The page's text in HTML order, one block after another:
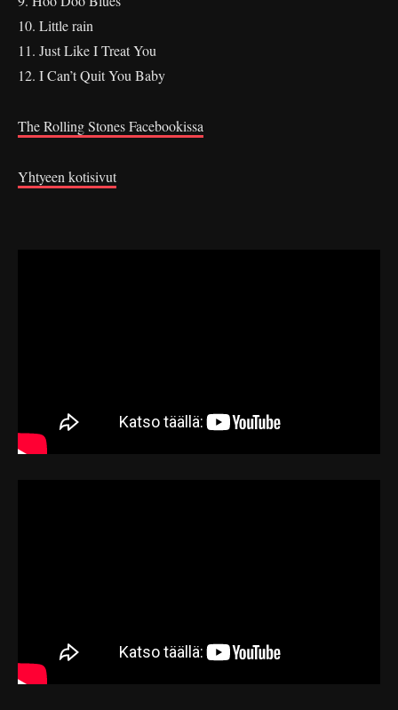
10. Little rain
11. Just Like I Treat You
12. I Can’t Quit You Baby
The Rolling Stones Facebookissa
Yhtyeen kotisivut